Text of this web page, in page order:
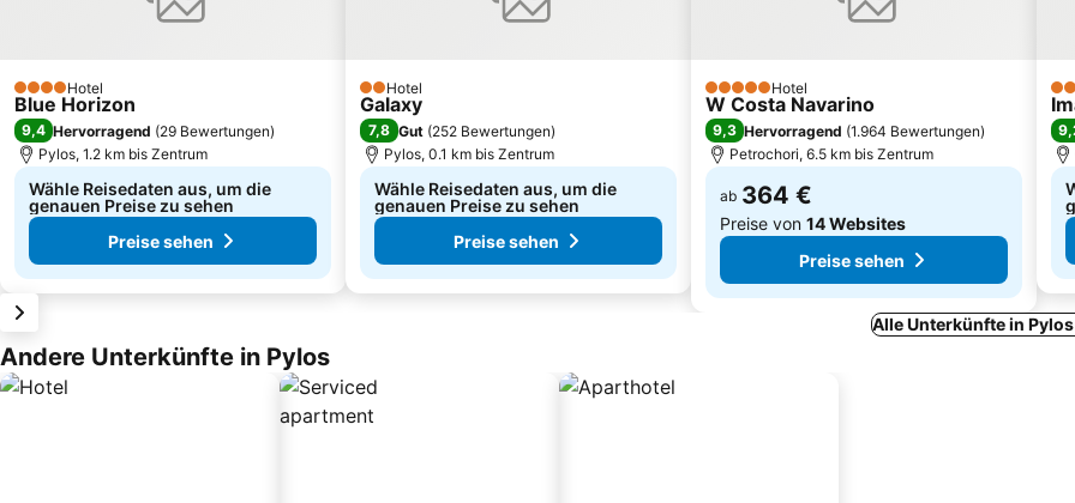
4 SterneHotel
Blue Horizon
9,4 Hervorragend (29 Bewertungen)
Pylos, 1.2 km bis Zentrum
Wähle Reisedaten aus, um die
genauen Preise zu sehen
Preise sehen
2 Sterne
Hotel
Galaxy
7,8 Gut (252 Bewertungen)
Pylos, 0.1 km bis Zentrum
Wähle Reisedaten aus, um die
genauen Preise zu sehen
Preise sehen
5 SterneHotel
W Costa Navarino
9,3 Hervorragend (1.964 Bewertungen)
Petrochori, 6.5 km bis Zentrum
ab 364 €
Preise von 14 Websites
Preise sehen
3
Alle Unterkünfte in
Andere Unterkünfte in Pylos